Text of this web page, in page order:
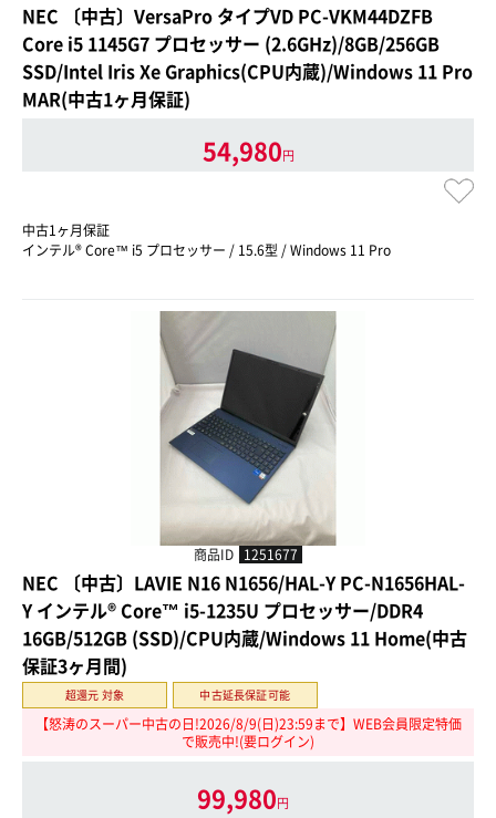
NEC 〔中古〕VersaPro タイプVD PC-VKM44DZFB
Core i5 1145G7 プロセッサー (2.6GHz)/8GB/256GB
SSD/Intel Iris Xe Graphics(CPU内蔵)/Windows 11 Pro
MAR(中古1ヶ月保証)
54,980円
中古1ヶ月保証
インテル® Core™ i5 プロセッサー / 15.6型 / Windows 11 Pro
商品ID 1251677
NEC 〔中古〕LAVIE N16 N1656/HAL-Y PC-N1656HAL-
Y インテル® Core™ i5-1235U プロセッサー/DDR4
16GB/512GB (SSD)/CPU内蔵/Windows 11 Home(中古
保証3ヶ月間)
超還元 対象 中古延長保証可能
【怒涛のスーパー中古の日!2026/8/9(日)23:59まで】WEB会員限定特価
で販売中!(要ログイン)
99,980円